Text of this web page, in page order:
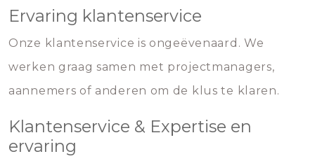
Ervaring klantenservice
Onze klantenservice is ongeëvenaard. We
werken graag samen met projectmanagers,
aannemers of anderen om de klus te klaren.
Klantenservice & Expertise en
ervaring